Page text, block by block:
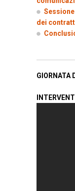
dei
GIORNATA